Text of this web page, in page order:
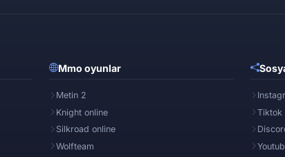
Mmo oyunlar
Metin 2
Knight online
Silkroad online
Wolfteam
Tiktok